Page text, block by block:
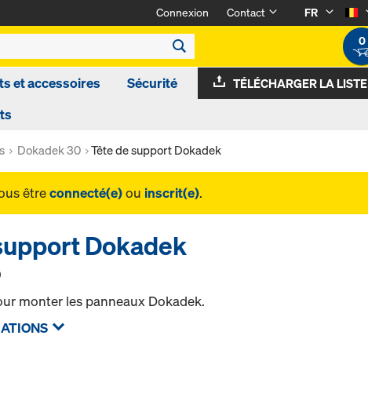
Connexion Contact
FR
0
et accessoires
Sécurité
TÉLÉCHARGER LA LISTE
Dokadek 30 Tête de support Dokadek
êtreconnecté(e)ou inscrit(e).
Dokadek
monter les panneaux Dokadek.